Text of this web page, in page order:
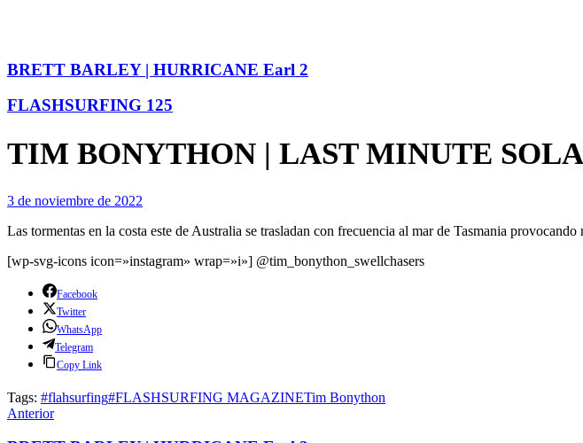
BRETT BARLEY | HURRICANE Earl 2
FLASHSURFING 125
TIM BONYTHON | LAST MINUTE
3 de noviembre de 2022
Las tormentas en la costa este de Australia se trasladan con frecuencia al mar de Tasmania
[wp-svg-icons icon=»instagram» wrap=»i»] @tim_bonython_swellchasers
Facebook
Twitter
WhatsApp
Telegram
Copy Link
Tags: #flahsurfing#FLASHSURFING MAGAZINETim Bonython
Anterior